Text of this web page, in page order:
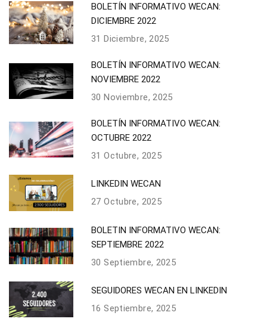
BOLETÍN INFORMATIVO WECAN:
DICIEMBRE 2022
31 Diciembre, 2025
BOLETÍN INFORMATIVO WECAN:
NOVIEMBRE 2022
30 Noviembre, 2025
BOLETÍN INFORMATIVO WECAN:
OCTUBRE 2022
31 Octubre, 2025
LINKEDIN WECAN
27 Octubre, 2025
BOLETIN INFORMATIVO WECAN:
SEPTIEMBRE 2022
30 Septiembre, 2025
SEGUIDORES WECAN EN LINKEDIN
16 Septiembre, 2025